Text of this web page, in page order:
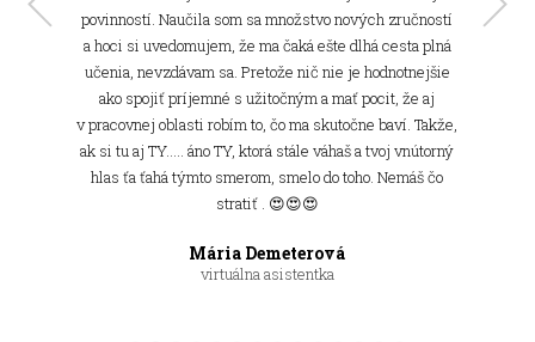
Alexandra Plančárová
virtuálna asistentka
povinností. Naučila som sa množstvo nových zručností
a hoci si uvedomujem, že ma čaká ešte dlhá cesta plná
učenia, nevzdávam sa. Pretože nič nie je hodnotnejšie
ako spojiť príjemné s užitočným a mať pocit, že aj
v pracovnej oblasti robím to, čo ma skutočne baví. Takže,
ak si tu aj TY..... áno TY, ktorá stále váhaš a tvoj vnútorný
hlas ťa ťahá týmto smerom, smelo do toho. Nemáš čo
stratiť . 😍😍😍
Mária Demeterová
virtuálna asistentka
Jana Borárosová
Barbora Kvasničková Havranová
virtuálna asitentka
virtuálna asistentka
Anka Borgulová
Jarka Cenker Andrejowská
Gabriela Sojčáková
Vladimíra Dluhošová
virtuálna asistentka
Monika Pažitná
virtuálna asistentka
Zuzana Morovská
virtuálna asistentka
Veronika Tarhovická
virtuálna asistentka
Claudia Carter
virtuálna asistentka